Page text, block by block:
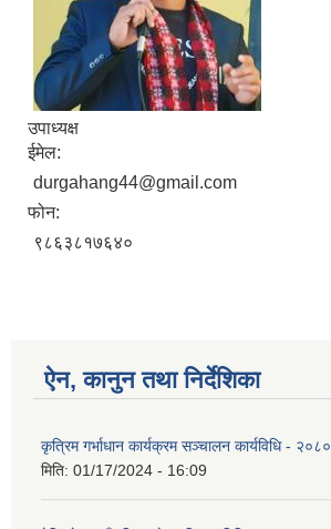
उपाध्यक्ष
ईमेल:
durgahang44@gmail.com
फोन:
९८६३८१७६४०
ऐन, कानुन तथा निर्देशिका
कृत्रिम गर्भाधान कार्यक्रम सञ्चालन कार्यविधि - २०८०
मिति: 01/17/2024 - 16:09